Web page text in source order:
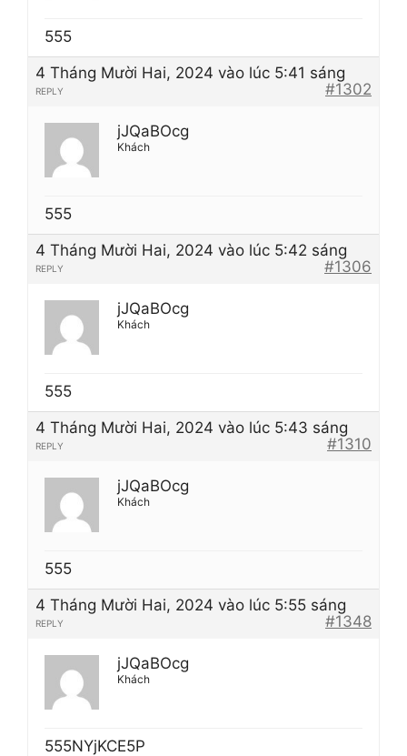
555
4 Tháng Mười Hai, 2024 vào lúc 5:41 sáng
#1302
REPLY
jJQaBOcg
Khách
555
4 Tháng Mười Hai, 2024 vào lúc 5:42 sáng
#1306
REPLY
jJQaBOcg
Khách
555
4 Tháng Mười Hai, 2024 vào lúc 5:43 sáng
#1310
REPLY
jJQaBOcg
Khách
555
4 Tháng Mười Hai, 2024 vào lúc 5:55 sáng
#1348
REPLY
jJQaBOcg
Khách
555NYjKCE5P